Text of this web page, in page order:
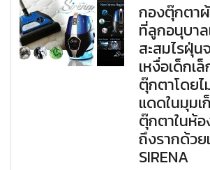
กองตุ๊กตาผ้
ที่ลูกอนุบา
สะสมไรฝุ่น
เหงื่อเด็กเ
ตุ๊กตาโดยไ
แดดในมุมเ
ตุ๊กตาในห้อ
ถึงรากด้ว
SIRENA